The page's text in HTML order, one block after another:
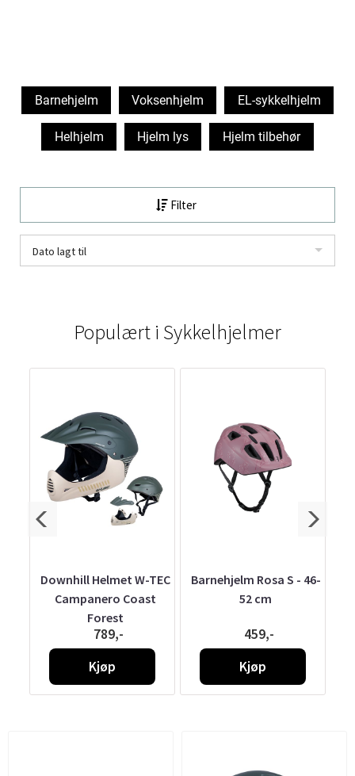
Barnehjelm Voksenhjelm EL-sykkelhjelm
Helhjelm Hjelm lys Hjelm tilbehør
Filter
Dato lagt til
Populært i Sykkelhjelmer
Downhill Helmet W-TEC
Campanero Coast
Forest
789,-
Kjøp
Barnehjelm Rosa S - 46-
52 cm
459,-
Kjøp